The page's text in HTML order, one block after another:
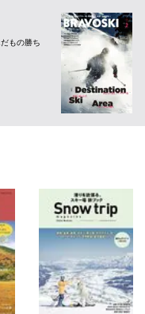
もの勝ち